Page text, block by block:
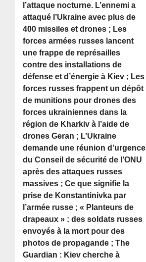
l’attaque nocturne. L’ennemi a
attaqué l’Ukraine avec plus de
400 missiles et drones ; Les
forces armées russes lancent
une frappe de représailles
contre des installations de
défense et d’énergie à Kiev ; Les
forces russes frappent un dépôt
de munitions pour drones des
forces ukrainiennes dans la
région de Kharkiv à l’aide de
drones Geran ; L’Ukraine
demande une réunion d’urgence
du Conseil de sécurité de l’ONU
après des attaques russes
massives ; Ce que signifie la
prise de Konstantinivka par
l’armée russe ; « Planteurs de
drapeaux » : des soldats russes
envoyés à la mort pour des
photos de propagande ; The
Guardian : Kiev cherche à